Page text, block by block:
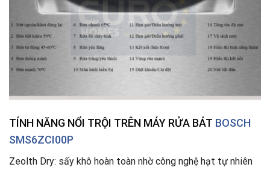
TÍNH NĂNG NỔI TRỘI TRÊN MÁY RỬA BÁT BOSCH
SMS6ZCI00P
Zeolth Dry: sấy khô hoàn toàn nhờ công nghệ hạt tự nhiên